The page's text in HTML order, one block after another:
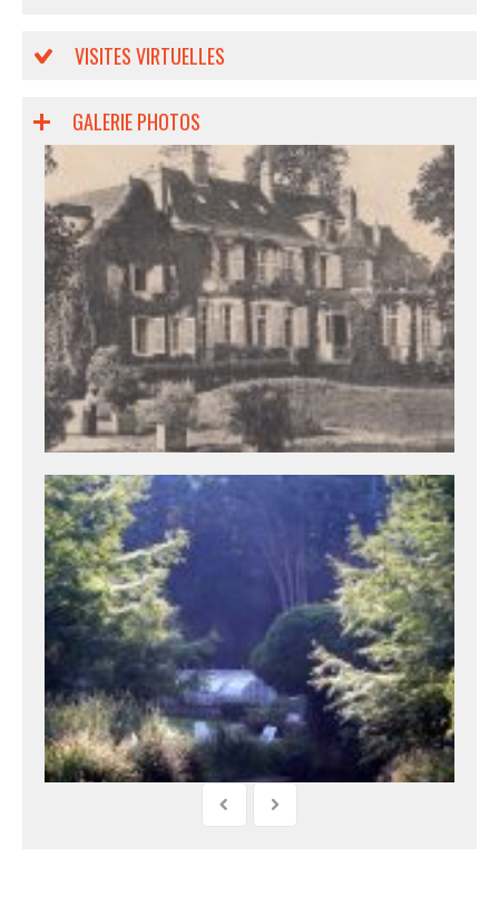
VISITES VIRTUELLES
GALERIE PHOTOS